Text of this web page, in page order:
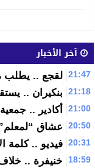
آخر الأخبار
21:47 لقجع .. يطلب
21:18 بنكيران ..
21:00 أكادير ..
20:50 عشاق
20:31 فيديو .. كلمة
18:59 خنيفرة ..